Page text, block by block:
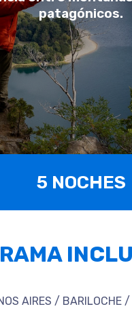
patagónicos.
5 NOCHES
AIRES / BARILOCHE /